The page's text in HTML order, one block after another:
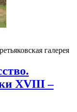
галерея
XVIII –